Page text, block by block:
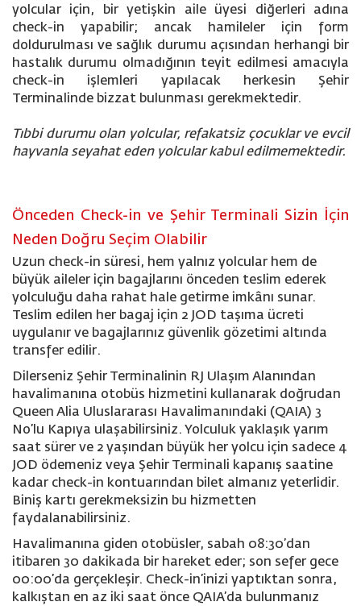
yolcular için, bir yetişkin aile üyesi diğerleri adına
check-in yapabilir; ancak hamileler için form
doldurulması ve sağlık durumu açısından herhangi bir
hastalık durumu olmadığının teyit edilmesi amacıyla
check-in işlemleri yapılacak herkesin Şehir
Terminalinde bizzat bulunması gerekmektedir.
Tıbbi durumu olan yolcular, refakatsiz çocuklar ve evcil
hayvanla seyahat eden yolcular kabul edilmemektedir.
Önceden Check-in ve Şehir Terminali Sizin İçin
Neden Doğru Seçim Olabilir
Uzun check-in süresi, hem yalnız yolcular hem de
büyük aileler için bagajlarını önceden teslim ederek
yolculuğu daha rahat hale getirme imkânı sunar.
Teslim edilen her bagaj için 2 JOD taşıma ücreti
uygulanır ve bagajlarınız güvenlik gözetimi altında
transfer edilir.
Dilerseniz Şehir Terminalinin RJ Ulaşım Alanından
havalimanına otobüs hizmetini kullanarak doğrudan
Queen Alia Uluslararası Havalimanındaki (QAIA) 3
No’lu Kapıya ulaşabilirsiniz. Yolculuk yaklaşık yarım
saat sürer ve 2 yaşından büyük her yolcu için sadece 4
JOD ödemeniz veya Şehir Terminali kapanış saatine
kadar check-in kontuarından bilet almanız yeterlidir.
Biniş kartı gerekmeksizin bu hizmetten
faydalanabilirsiniz.
Havalimanına giden otobüsler, sabah 08:30’dan
itibaren 30 dakikada bir hareket eder; son sefer gece
00:00’da gerçekleşir. Check-in’inizi yaptıktan sonra,
kalkıştan en az iki saat önce QAIA’da bulunmanız